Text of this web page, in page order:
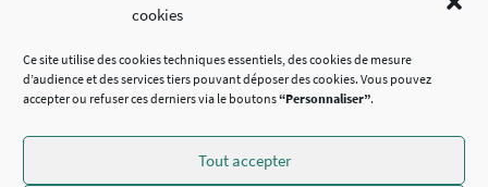
cookies
Ce site utilise des cookies techniques essentiels, des cookies de mesure
d’audience et des services tiers pouvant déposer des cookies. Vous pouvez
accepter ou refuser ces derniers via le boutons“Personnaliser”.
Tout accepter
SUIVEZ-NOUS